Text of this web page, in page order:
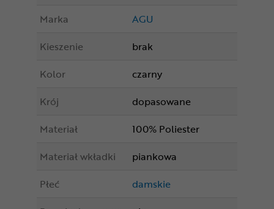
Marka
AGU
Kieszenie
brak
Kolor
czarny
Krój
dopasowane
Materiał
100% Poliester
Materiał wkładki
piankowa
Płeć
damskie